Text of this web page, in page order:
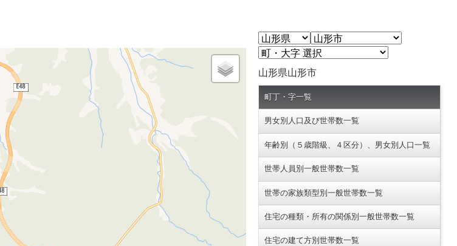
山形県山形市
町丁・字一覧
男女別人口及び世帯数一覧
年齢別（５歳階級、４区分）、男女別人口一覧
世帯人員別一般世帯数一覧
世帯の家族類型別一般世帯数一覧
住宅の種類・所有の関係別一般世帯数一覧
住宅の建て方別世帯数一覧